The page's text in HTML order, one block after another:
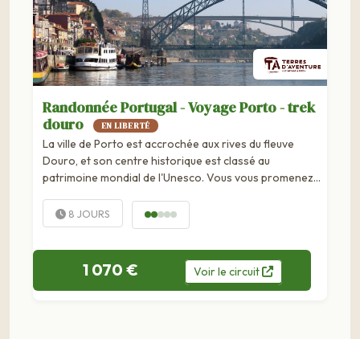
Randonnée Portugal - Voyage Porto - trek
douro
EN LIBERTÉ
La ville de Porto est accrochée aux rives du fleuve
Douro, et son centre historique est classé au
patrimoine mondial de l'Unesco. Vous vous promenez
8 JOURS
1 070 € Voirle circuit